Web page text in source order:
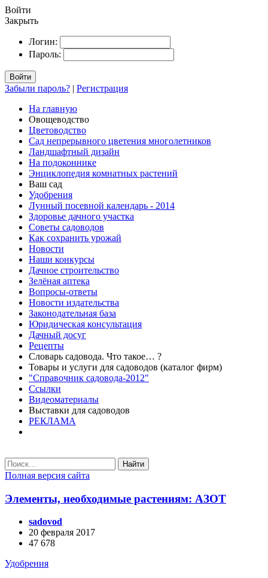
Войти
Закрыть
Логин:
Пароль:
Войти
Забыли пароль? | Регистрация
На главную
Овощеводство
Цветоводство
Сад непрерывного цветения многолетников
Ландшафтный дизайн
На подоконнике
Энциклопедия комнатных растений
Ваш сад
Удобрения
Лунный посевной календарь - 2014
Здоровье дачного участка
Советы садоводов
Как сохранить урожай
Новости
Наши конкурсы
Дачное строительство
Зелёная аптека
Вопросы-ответы
Новости издательства
Законодательная база
Юридическая консультация
Дачный досуг
Рецепты
Словарь садовода. Что такое… ?
Товары и услуги для садоводов (каталог фирм)
"Справочник садовода-2012"
Ссылки
Видеоматериалы
Выставки для садоводов
РЕКЛАМА
Найти
Полная версия сайта
Элементы, необходимые растениям: АЗОТ
sadovod
20 февраля 2017
47 678
Удобрения